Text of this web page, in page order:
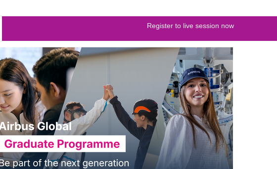
Register to live session now